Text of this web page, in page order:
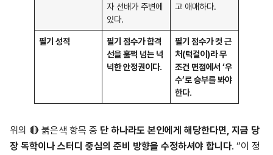
자 선배가 주변에
있다.
고 애매하다.
필기 성적
필기 점수가 합격
선을 훌쩍 넘는 넉
넉한 안정권이다.
필기 점수가 컷 근
처(턱걸이)라 무
조건 면접에서 ‘우
수’로 승부를 봐야
한다.
위의 🔴 붉은색 항목 중 단 하나라도 본인에게 해당한다면, 지금 당
장 독학이나 스터디 중심의 준비 방향을 수정하셔야 합니다. “이 정